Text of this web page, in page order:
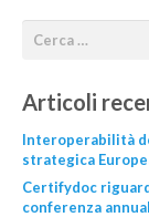
Articoli
Interoperabilità
strategica
Certifydoc
conferenza